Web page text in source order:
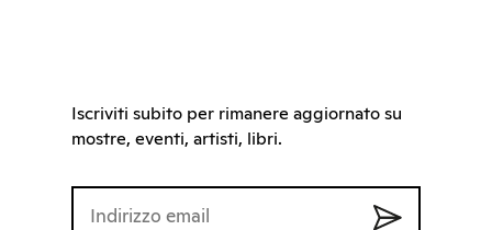
Iscriviti subito per rimanere aggiornato su
mostre, eventi, artisti, libri.